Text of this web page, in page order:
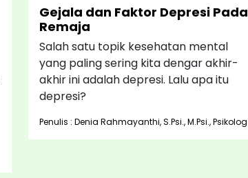
Gejala dan Faktor Depresi Pada
Remaja
Salah satu topik kesehatan mental
yang paling sering kita dengar akhir-
akhir ini adalah depresi. Lalu apa itu
depresi?
Penulis : Denia Rahmayanthi, S.Psi., M.Psi., Psikolog